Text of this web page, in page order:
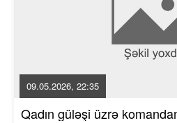
09.05.2026, 22:35
Qadın güləşi üzrə